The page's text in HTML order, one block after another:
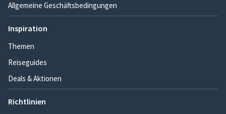
Allgemeine Geschäftsbedingungen
Inspiration
Themen
Reiseguides
Deals & Aktionen
Richtlinien